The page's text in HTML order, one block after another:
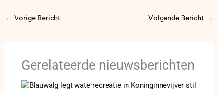
← Vorige Bericht Volgende Bericht →
Gerelateerde nieuwsberichten